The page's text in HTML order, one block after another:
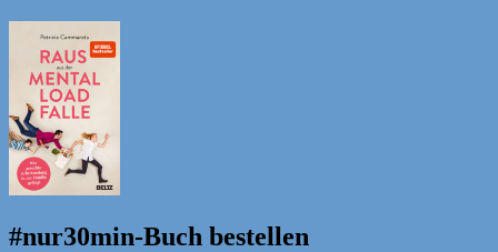
#nur30min-Buch bestellen